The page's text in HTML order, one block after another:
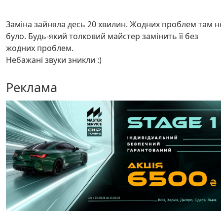
Заміна зайняла десь 20 хвилин. Жодних проблем там
було. Будь-який толковий майстер замінить її без
жодних проблем.
Небажані звуки зникли :)
Реклама